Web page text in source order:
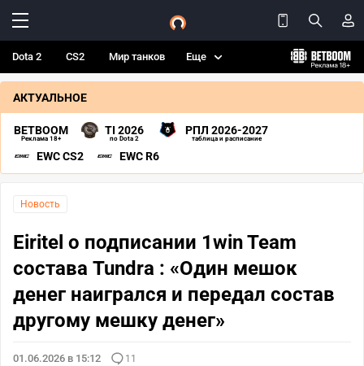
Dota 2 CS2 Мир танков Еще
АКТУАЛЬНОЕ
BETBOOM
Реклама 18+
TI 2026
по Dota 2
РПЛ 2026-2027
таблица и расписание
EWC CS2 EWC R6
Новость
Eiritel о подписании 1win Team
состава Tundra : «Один мешок
денег наигрался и передал состав
другому мешку денег»
01.06.2026 в 15:12 11